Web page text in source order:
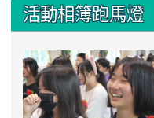
活動相簿跑馬燈